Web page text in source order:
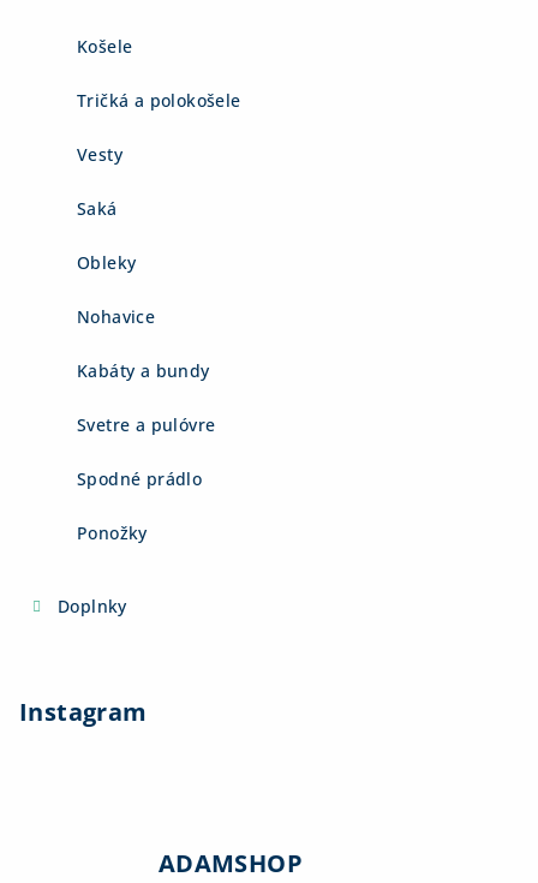
Košele
Tričká a polokošele
Vesty
Saká
Obleky
Nohavice
Kabáty a bundy
Svetre a pulóvre
Spodné prádlo
Ponožky
Doplnky
Instagram
ADAMSHOP